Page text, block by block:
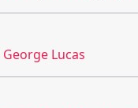
George Lucas